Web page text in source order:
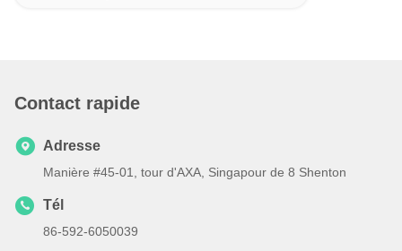
Contact rapide
Adresse
Manière #45-01, tour d'AXA, Singapour de 8 Shenton
Tél
86-592-6050039